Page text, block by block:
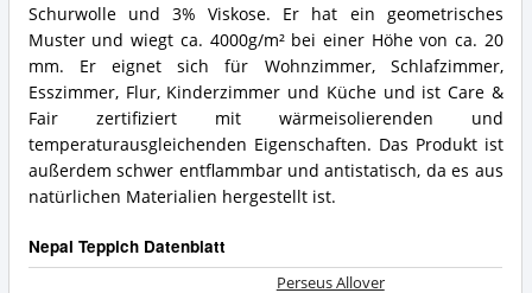
Schurwolle und 3% Viskose. Er hat ein geometrisches
Muster und wiegt ca. 4000g/m² bei einer Höhe von ca. 20
mm. Er eignet sich für Wohnzimmer, Schlafzimmer,
Esszimmer, Flur, Kinderzimmer und Küche und ist Care &
Fair zertifiziert mit wärmeisolierenden und
temperaturausgleichenden Eigenschaften. Das Produkt ist
außerdem schwer entflammbar und antistatisch, da es aus
natürlichen Materialien hergestellt ist.
Nepal Teppich Datenblatt
Perseus Allover